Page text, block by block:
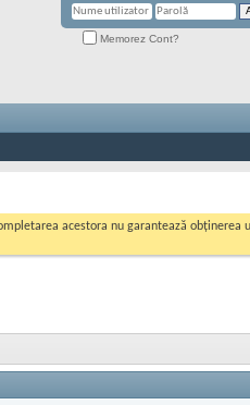
Memorez Cont?
acestora nu garantează obținerea